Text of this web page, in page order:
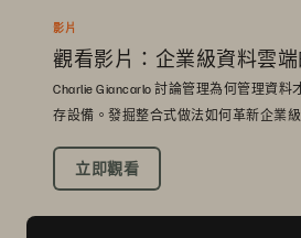
影片
觀看影片：企業級資料雲端
Charlie Giancarlo 討論管理為何管理資料
存設備。發掘整合式做法如何革新企業級
立即觀看